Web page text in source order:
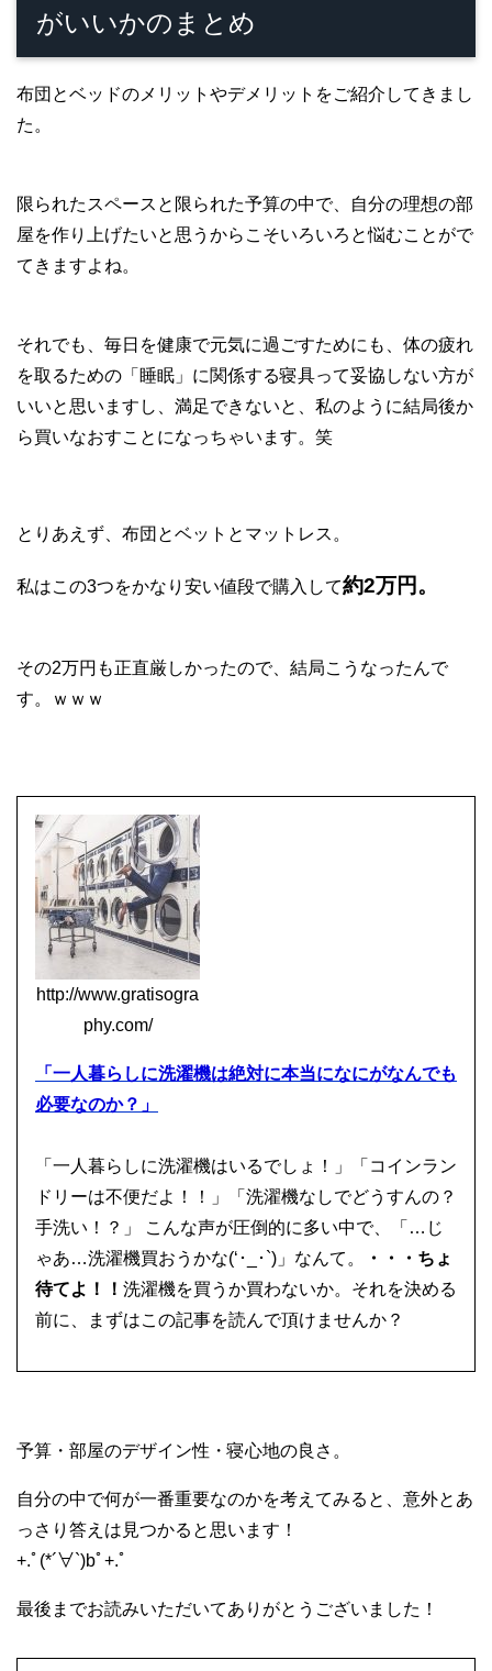
がいいかのまとめ
布団とベッドのメリットやデメリットをご紹介してきまし
た。
限られたスペースと限られた予算の中で、自分の理想の部
屋を作り上げたいと思うからこそいろいろと悩むことがで
てきますよね。
それでも、毎日を健康で元気に過ごすためにも、体の疲れ
を取るための「睡眠」に関係する寝具って妥協しない方が
いいと思いますし、満足できないと、私のように結局後か
ら買いなおすことになっちゃいます。笑
とりあえず、布団とベットとマットレス。
私はこの3つをかなり安い値段で購入して約2万円。
その2万円も正直厳しかったので、結局こうなったんで
す。ｗｗｗ
http://www.gratisogra
phy.com/
「一人暮らしに洗濯機は絶対に本当になにがなんでも
必要なのか？」
「一人暮らしに洗濯機はいるでしょ！」「コインラン
ドリーは不便だよ！！」「洗濯機なしでどうすんの？
手洗い！？」 こんな声が圧倒的に多い中で、「…じ
ゃあ…洗濯機買おうかな(‘･_･`)」なんて。
・・・ちょ
待てよ！！ 洗濯機を買うか買わないか。それを決める
前に、まずはこの記事を読んで頂けませんか？
予算・部屋のデザイン性・寝心地の良さ。
自分の中で何が一番重要なのかを考えてみると、意外とあ
っさり答えは見つかると思います！
+.ﾟ(*´∀`)bﾟ+.ﾟ
最後までお読みいただいてありがとうございました！